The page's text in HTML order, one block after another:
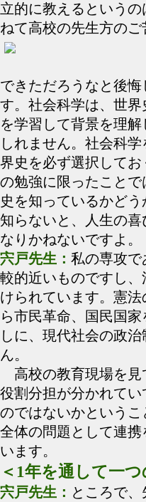
立的に教えるという
ねて高校の先生方のご
できただろうなと後
す。社会科学は、世
を学習して背景を理
しれません。社会科
界史を必ず選択して
の勉強に限ったこと
史を知っているかど
知らないと、人生の
なりかねないですよ。
宍戸先生： 私の専攻で
較的近いものですし
けられています。憲
ら市民革命、国民国
しに、現代社会の政
ん。
高校の教育現場を見
役割分担が分かれて
のではないかという
全体の問題として連
います。
＜1年を通して一
宍戸先生： ところで